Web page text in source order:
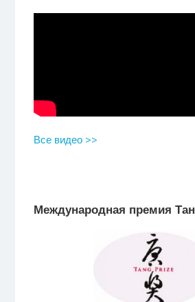
Все видео >>
Международная премия Тан